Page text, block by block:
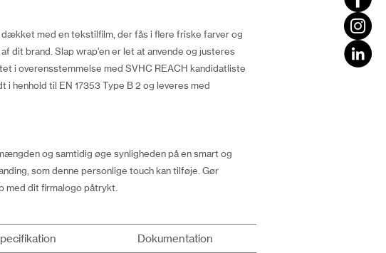
med en tekstilfilm, der fås i flere friske farver og
dit brand. Slap wrap'en er let at anvende og justeres
i overensstemmelse med SVHC REACH kandidatliste
henhold til EN 17353 Type B 2 og leveres med
og samtidig øge synligheden på en smart og
som denne personlige touch kan tilføje. Gør
med dit firmalogo påtrykt.
Dokumentation